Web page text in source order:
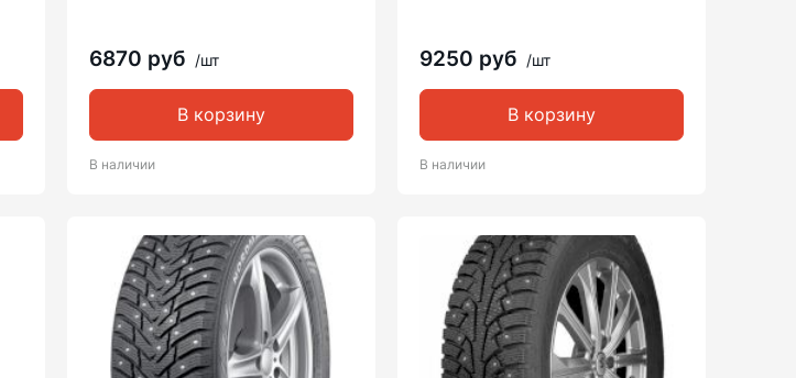
6870 руб /шт
В корзину
В наличии
9250 руб /шт
В корзину
В наличии